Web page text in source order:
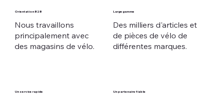
Orientation B2B
Nous travaillons
principalement avec
des magasins de vélo.
Large gamme
Des milliers d'articles et
de pièces de vélo de
différentes marques.
Un service rapide Un partenaire fiable